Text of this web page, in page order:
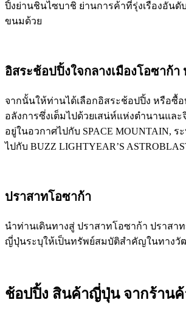
ปิ้งย่านชินไซบาชิ ย่านการค้าที่รุ่งเรืองอัน
ขนมด้วย
อิสระช้อปปิ้งใจกลางเมืองโอซาก้
จากนั้นให้ท่านได้เลือกอิสระช้อปปิ้ง หรือซื้อ
อลังการซึ่งเต็มไปด้วยเสน่ห์แห่งตำนานแล
อยู่ในอวกาศไปกับ SPACE MOUNTAIN,
ไปกับ BUZZ LIGHTYEAR’S
ปราสาทโอซาก้า
นำท่านเดินทางสู่ ปราสาทโอซาก้า ปราส
ญี่ปุ่นระบุให้เป็นทรัพย์สมบัติสำคัญในทางวั
ช้อปปิ้ง สินค้าญี่ปุ่น จากร้าน